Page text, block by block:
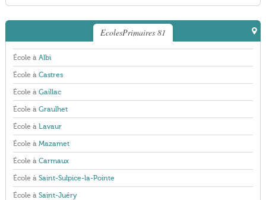
EcolesPrimaires 81
École à Albi
École à Castres
École à Gaillac
École à Graulhet
École à Lavaur
École à Mazamet
École à Carmaux
École à Saint-Sulpice-la-Pointe
École à Saint-Juéry